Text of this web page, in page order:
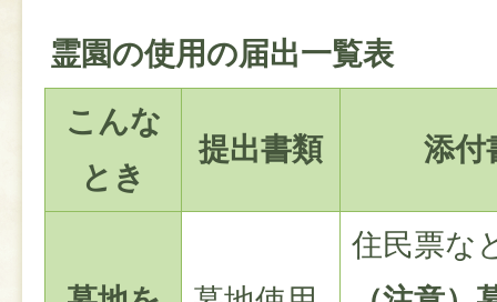
霊園の使用の届出一覧表
こんな
とき
提出書類 添付
住民票な